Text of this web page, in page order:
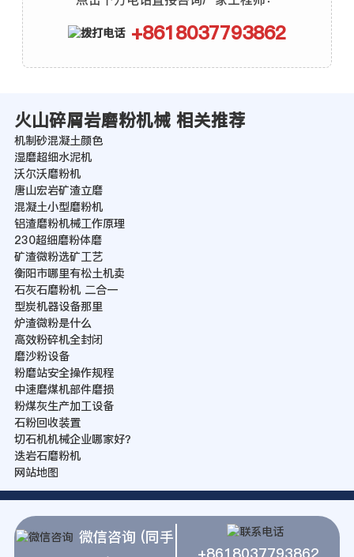
+8618037793862
火山碎屑岩磨粉机械 相关推荐
机制砂混凝土颜色
湿磨超细水泥机
沃尔沃磨粉机
唐山宏岩矿渣立磨
混凝土小型磨粉机
铝渣磨粉机械工作原理
230超细磨粉体磨
矿渣微粉选矿工艺
衡阳市哪里有松土机卖
石灰石磨粉机 二合一
型炭机器设备那里
炉渣微粉是什么
高效粉碎机全封闭
磨沙粉设备
粉磨站安全操作规程
中速磨煤机部件磨损
粉煤灰生产加工设备
石粉回收装置
切石机机械企业哪家好？
迭岩石磨粉机
网站地图
微信咨询 (同手